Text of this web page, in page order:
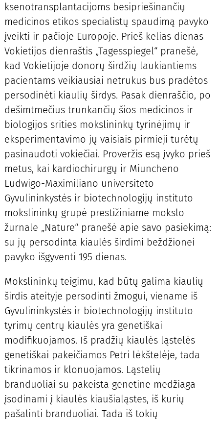
ksenotransplantacijoms besipriešinančių
medicinos etikos specialistų spaudimą pavyko
įveikti ir pačioje Europoje. Prieš kelias dienas
Vokietijos dienraštis „Tagesspiegel“ pranešė,
kad Vokietijoje donorų širdžių laukiantiems
pacientams veikiausiai netrukus bus pradėtos
persodinėti kiaulių širdys. Pasak dienraščio, po
dešimtmečius trunkančių šios medicinos ir
biologijos srities mokslininkų tyrinėjimų ir
eksperimentavimo jų vaisiais pirmieji turėtų
pasinaudoti vokiečiai. Proveržis esą įvyko prieš
metus, kai kardiochirurgų ir Miuncheno
Ludwigo-Maximiliano universiteto
Gyvulininkystės ir biotechnologijų instituto
mokslininkų grupė prestižiniame mokslo
žurnale „Nature“ pranešė apie savo pasiekimą:
su jų persodinta kiaulės širdimi beždžionei
pavyko išgyventi 195 dienas.
Mokslininkų teigimu, kad būtų galima kiaulių
širdis ateityje persodinti žmogui, viename iš
Gyvulininkystės ir biotechnologijų instituto
tyrimų centrų kiaulės yra genetiškai
modifikuojamos. Iš pradžių kiaulės ląstelės
genetiškai pakeičiamos Petri lėkštelėje, tada
tikrinamos ir klonuojamos. Ląstelių
branduoliai su pakeista genetine medžiaga
įsodinami į kiaulės kiaušialąstes, iš kurių
pašalinti branduoliai. Tada iš tokių